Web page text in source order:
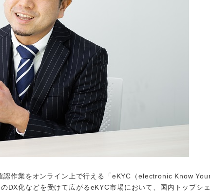
作業をオンライン上で行える「eKYC（electronic Know
DX化などを受けて広がるeKYC市場において、国内トップシ